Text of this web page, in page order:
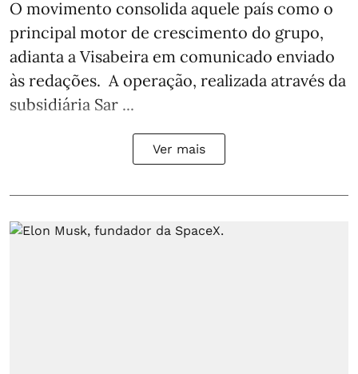
O movimento consolida aquele país como o
principal motor de crescimento do grupo,
adianta a Visabeira em comunicado enviado
às redações. A operação, realizada através da
subsidiária Sar ...
Ver mais